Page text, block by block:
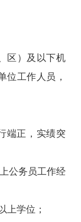
区）及以下机
位工作人员，
端正，实绩突
公务员工作经
上学位；